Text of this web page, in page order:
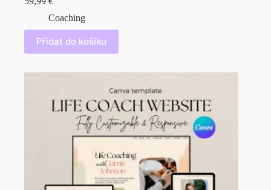
Coaching
Přidat do košíku